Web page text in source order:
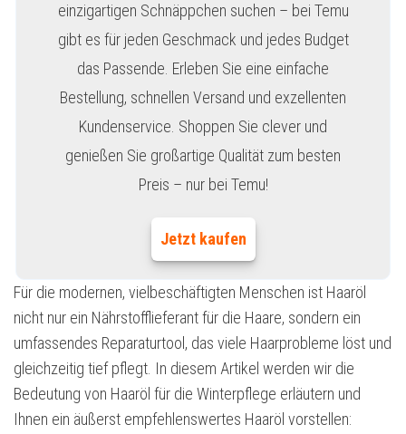
einzigartigen Schnäppchen suchen – bei Temu
gibt es für jeden Geschmack und jedes Budget
das Passende. Erleben Sie eine einfache
Bestellung, schnellen Versand und exzellenten
Kundenservice. Shoppen Sie clever und
genießen Sie großartige Qualität zum besten
Preis – nur bei Temu!
Jetzt kaufen
Für die modernen, vielbeschäftigten Menschen ist Haaröl
nicht nur ein Nährstofflieferant für die Haare, sondern ein
umfassendes Reparaturtool, das viele Haarprobleme löst und
gleichzeitig tief pflegt. In diesem Artikel werden wir die
Bedeutung von Haaröl für die Winterpflege erläutern und
Ihnen ein äußerst empfehlenswertes Haaröl vorstellen: